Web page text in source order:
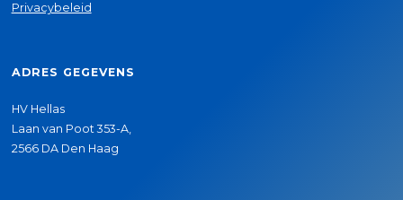
Privacybeleid
ADRES GEGEVENS
HV Hellas
Laan van Poot 353-A,
2566 DA Den Haag